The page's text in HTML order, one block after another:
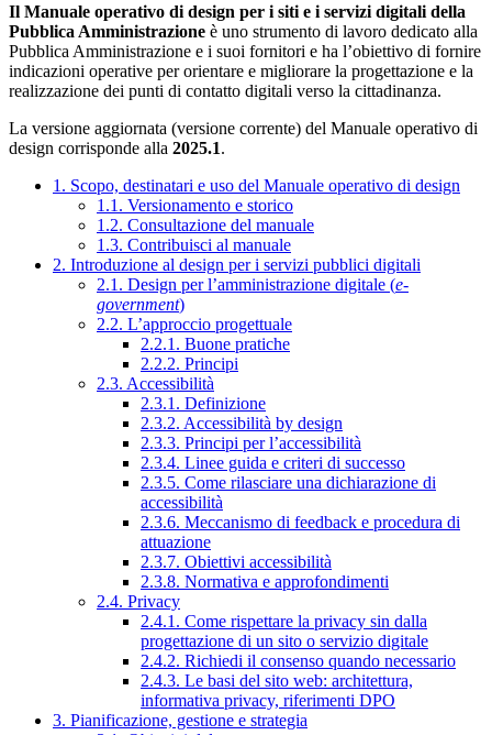
Il Manuale operativo di design per i siti e i servizi digitali della
Pubblica Amministrazione è uno strumento di lavoro dedicato alla
Pubblica Amministrazione e i suoi fornitori e ha l’obiettivo di fornire
indicazioni operative per orientare e migliorare la progettazione e la
realizzazione dei punti di contatto digitali verso la cittadinanza.
La versione aggiornata (versione corrente) del Manuale operativo di
design corrisponde alla 2025.1.
1. Scopo, destinatari e uso del Manuale operativo di design
1.1. Versionamento e storico
1.2. Consultazione del manuale
1.3. Contribuisci al manuale
2. Introduzione al design per i servizi pubblici digitali
2.1. Design per l’amministrazione digitale (e-
government)
2.2. L’approccio progettuale
2.2.1. Buone pratiche
2.2.2. Principi
2.3. Accessibilità
2.3.1. Definizione
2.3.2. Accessibilità by design
2.3.3. Principi per l’accessibilità
2.3.4. Linee guida e criteri di successo
2.3.5. Come rilasciare una dichiarazione di
accessibilità
2.3.6. Meccanismo di feedback e procedura di
attuazione
2.3.7. Obiettivi accessibilità
2.3.8. Normativa e approfondimenti
2.4. Privacy
2.4.1. Come rispettare la privacy sin dalla
progettazione di un sito o servizio digitale
2.4.2. Richiedi il consenso quando necessario
2.4.3. Le basi del sito web: architettura,
informativa privacy, riferimenti DPO
3. Pianificazione, gestione e strategia